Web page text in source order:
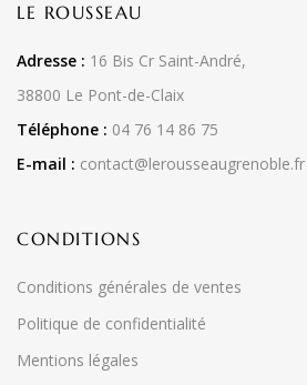
LE ROUSSEAU
Adresse : 16 Bis Cr Saint-André,
38800 Le Pont-de-Claix
Téléphone : 04 76 14 86 75
E-mail : contact@lerousseaugrenoble.fr
CONDITIONS
Conditions générales de ventes
Politique de confidentialité
Mentions légales